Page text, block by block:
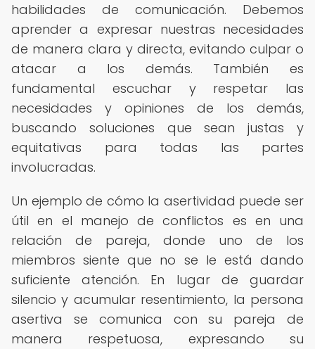
habilidades de comunicación. Debemos
aprender a expresar nuestras necesidades
de manera clara y directa, evitando culpar o
atacar a los demás. También es
fundamental escuchar y respetar las
necesidades y opiniones de los demás,
buscando soluciones que sean justas y
equitativas para todas las partes
involucradas.
Un ejemplo de cómo la asertividad puede ser
útil en el manejo de conflictos es en una
relación de pareja, donde uno de los
miembros siente que no se le está dando
suficiente atención. En lugar de guardar
silencio y acumular resentimiento, la persona
asertiva se comunica con su pareja de
manera respetuosa, expresando su